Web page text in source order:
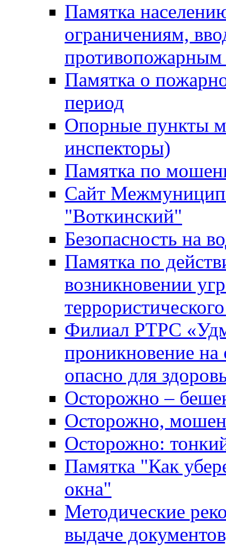
Памятка
ограничениям,
Памятка о
период
Опорные пункты
инспекторы)
Памятка по
Сайт
"Воткинский"
Безопасность на
Памятка по
возникновении
Филиал РТРС
проникновение на
опасно для
Осторожно –
Осторожно,
Осторожно:
Памятка "Как
окна"
Методические
выдаче